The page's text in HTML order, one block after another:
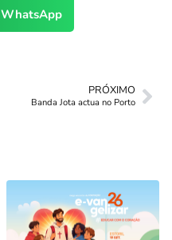
WhatsApp
PRÓXIMO
Banda Jota actua no Porto